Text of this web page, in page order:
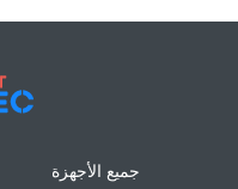
جميع الأجهزة